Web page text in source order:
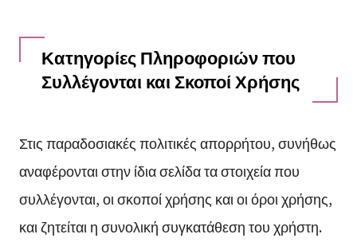
Κατηγορίες Πληροφοριών που
Συλλέγονται και Σκοποί Χρήσης
Στις παραδοσιακές πολιτικές απορρήτου, συνήθως
αναφέρονται στην ίδια σελίδα τα στοιχεία που
συλλέγονται, οι σκοποί χρήσης και οι όροι χρήσης,
και ζητείται η συνολική συγκατάθεση του χρήστη.